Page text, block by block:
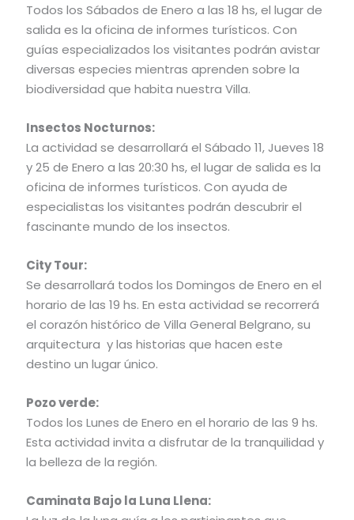
Todos los Sábados de Enero a las 18 hs, el lugar de
salida es la oficina de informes turísticos. Con
guías especializados los visitantes podrán avistar
diversas especies mientras aprenden sobre la
biodiversidad que habita nuestra Villa.
Insectos Nocturnos:
La actividad se desarrollará el Sábado 11, Jueves 18
y 25 de Enero a las 20:30 hs, el lugar de salida es la
oficina de informes turísticos. Con ayuda de
especialistas los visitantes podrán descubrir el
fascinante mundo de los insectos.
City Tour:
Se desarrollará todos los Domingos de Enero en el
horario de las 19 hs. En esta actividad se recorrerá
el corazón histórico de Villa General Belgrano, su
arquitectura y las historias que hacen este
destino un lugar único.
Pozo verde:
Todos los Lunes de Enero en el horario de las 9 hs.
Esta actividad invita a disfrutar de la tranquilidad y
la belleza de la región.
Caminata Bajo la Luna Llena: